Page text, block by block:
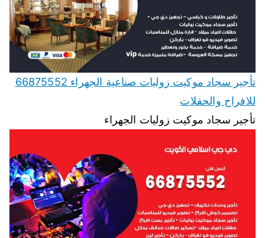
تأجير سجاد موكيت زوليات صناعية الجهراء 66875552
للافراح والحفلات
تأجير سجاد موكيت زوليات الجهراء